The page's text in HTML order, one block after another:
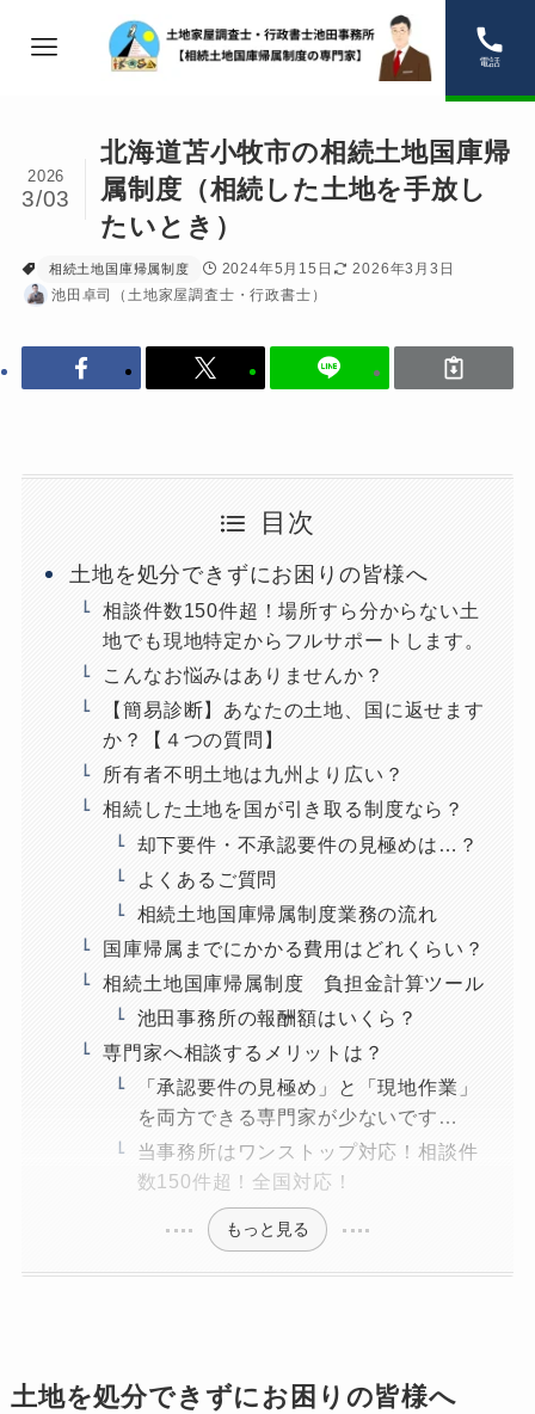
電話
北海道苫小牧市の相続土地国庫帰
属制度（相続した土地を手放し
たいとき）
2026
3/03
相続土地国庫帰属制度 2024年5月15日
2026年3月3日
池田卓司（土地家屋調査士・行政書士）
目次
土地を処分できずにお困りの皆様へ
相談件数150件超！場所すら分からない土
地でも現地特定からフルサポートします。
こんなお悩みはありませんか？
【簡易診断】あなたの土地、国に返せます
か？【４つの質問】
所有者不明土地は九州より広い？
相続した土地を国が引き取る制度なら？
却下要件・不承認要件の見極めは…？
よくあるご質問
相続土地国庫帰属制度業務の流れ
国庫帰属までにかかる費用はどれくらい？
相続土地国庫帰属制度 負担金計算ツール
池田事務所の報酬額はいくら？
専門家へ相談するメリットは？
「承認要件の見極め」と「現地作業」
を両方できる専門家が少ないです…
当事務所はワンストップ対応！相談件
数150件超！全国対応！
もっと見る
土地を処分できずにお困りの皆様へ